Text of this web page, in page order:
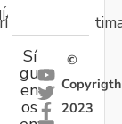
Sí
gu
en
os
©
Copyrigth
2023